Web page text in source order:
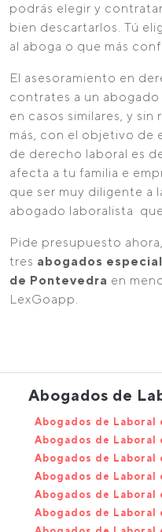
podrás elegir y
bien descartarlos. Tú
al aboga o que más
El asesoramiento en
contrates a un abogado
en casos similares, y
más, con el objetivo de
de derecho laboral es
afecta a tu familia e
que ser muy diligente a
abogado laboralista
Pide presupuesto
tres abogados
de Pontevedra en
LexGoapp.
Abogados de
Abogados de Laboral
Abogados de Laboral
Abogados de Laboral
Abogados de Laboral
Abogados de Laboral
Abogados de Laboral